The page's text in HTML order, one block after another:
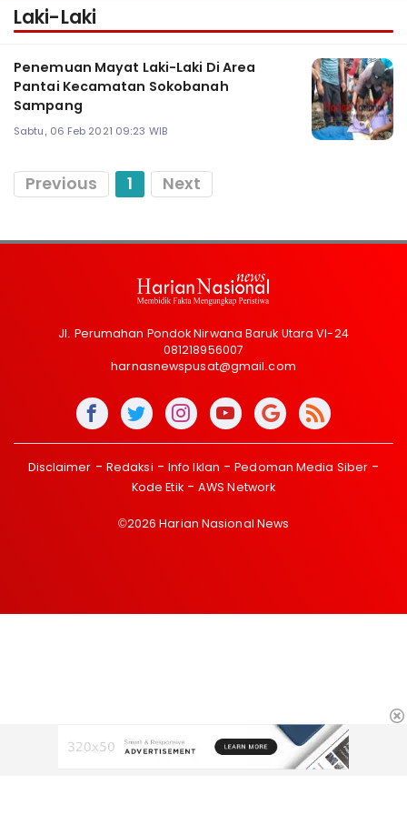
Laki-Laki
Penemuan Mayat Laki-Laki Di Area
Pantai Kecamatan Sokobanah
Sampang
Sabtu, 06 Feb 2021 09:23 WIB
Previous 1 Next
Jl. Perumahan Pondok Nirwana Baruk Utara VI-24
081218956007
harnasnewspusat@gmail.com
Disclaimer Redaksi Info Iklan
Pedoman Media Siber
Kode Etik
AWS Network
©2026 Harian Nasional News